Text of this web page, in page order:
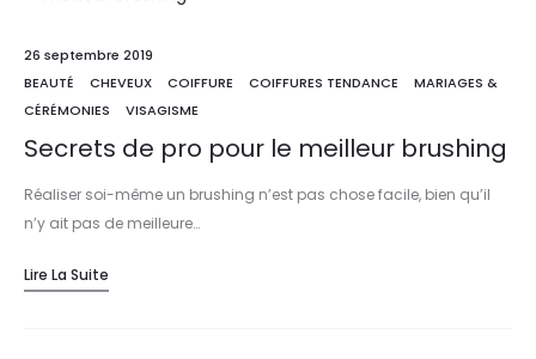
26 septembre 2019
BEAUTÉ
CHEVEUX COIFFURE COIFFURES TENDANCE
MARIAGES &
CÉRÉMONIES
VISAGISME
Secrets de pro pour le meilleur brushing
Réaliser soi-même un brushing n’est pas chose facile, bien qu’il
n’y ait pas de meilleure…
Lire La Suite